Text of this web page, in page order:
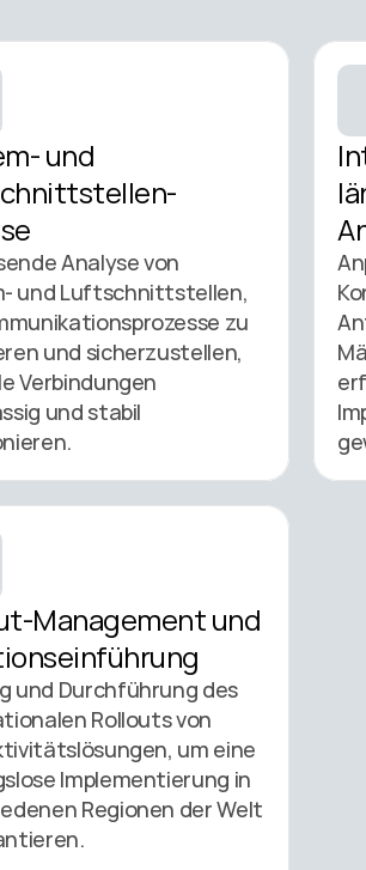
und
Analyse von
und Luftschnittstellen,
zu
und sicherzustellen,
Verbindungen
und stabil
Management und
und Durchführung des
Rollouts von
um eine
Implementierung in
Regionen der Welt